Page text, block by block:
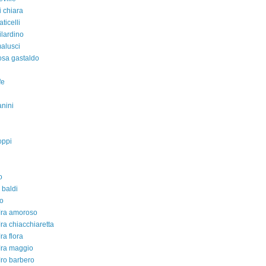
chiara
gastaldo
baldi
amoroso
chiacchiaretta
flora
maggio
barbero